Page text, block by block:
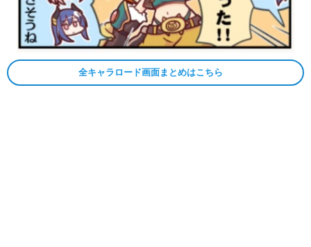
全キャラロード画面まとめはこちら